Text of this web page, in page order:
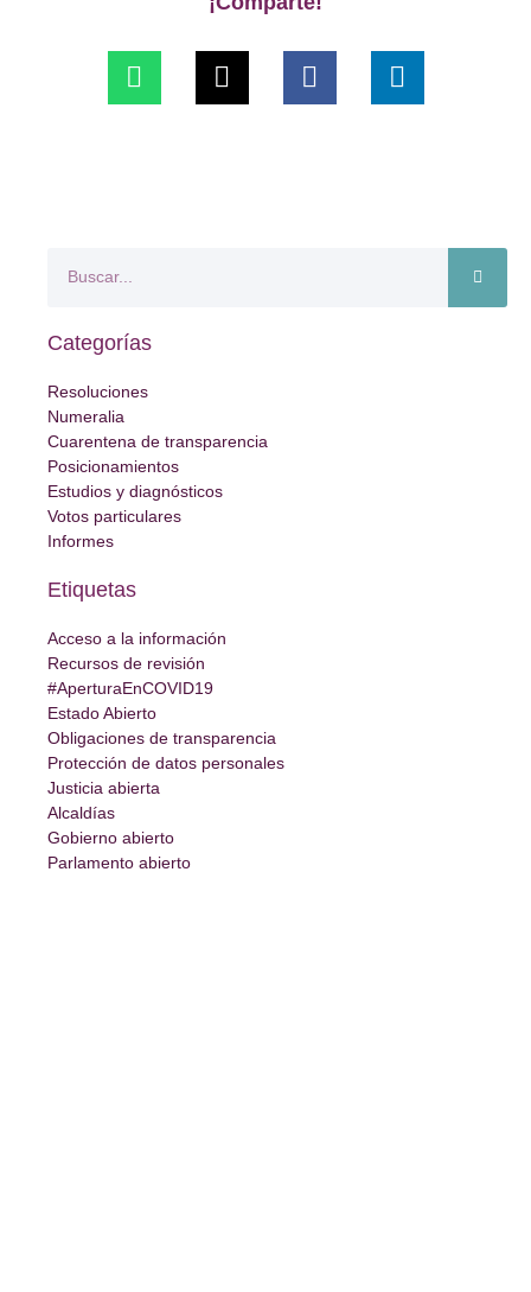
Categorías
Resoluciones
Numeralia
Cuarentena de transparencia
Posicionamientos
Estudios y diagnósticos
Votos particulares
Informes
Etiquetas
Acceso a la información
Recursos de revisión
#AperturaEnCOVID19
Estado Abierto
Obligaciones de transparencia
Protección de datos personales
Justicia abierta
Alcaldías
Gobierno abierto
Parlamento abierto